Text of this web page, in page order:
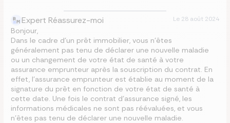
Expert Réassurez-moi Le 28 août 2024
Bonjour,
Dans le cadre d’un prêt immobilier, vous n’êtes
généralement pas tenu de déclarer une nouvelle maladie
ou un changement de votre état de santé à votre
assurance emprunteur après la souscription du contrat. En
effet, l’assurance emprunteur est établie au moment de la
signature du prêt en fonction de votre état de santé à
cette date. Une fois le contrat d’assurance signé, les
informations médicales ne sont pas réévaluées, et vous
n’êtes pas tenu de déclarer une nouvelle maladie.